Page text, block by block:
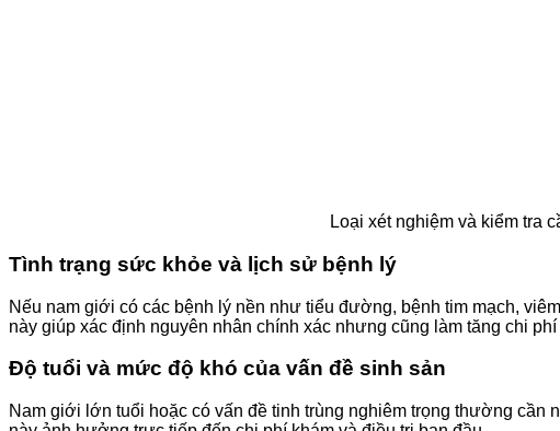
Loại xét nghiệm và kiểm tra
Tình trạng sức khỏe và lịch sử bệnh lý
Nếu nam giới có các bệnh lý nền như tiểu đường, bệnh tim mạch,
này giúp xác định nguyên nhân chính xác nhưng cũng làm tăng chi phí
Độ tuổi và mức độ khó của vấn đề sinh sản
Nam giới lớn tuổi hoặc có vấn đề tinh trùng nghiêm trọng thường